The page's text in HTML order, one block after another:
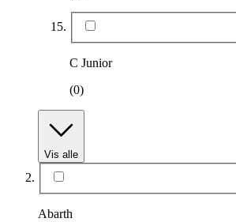
C Junior
(0)
Vis alle
Abarth